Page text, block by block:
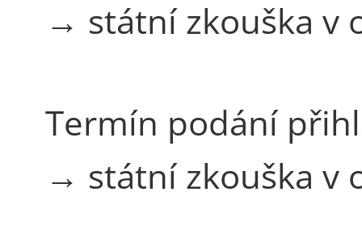
→ státní zkouška v
Termín podání
→ státní zkouška v